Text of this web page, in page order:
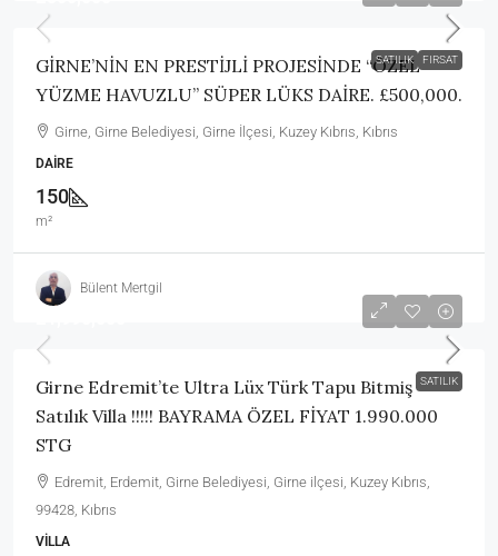
SATILIK FIRSAT
GİRNE’NİN EN PRESTİJLİ PROJESİNDE “ÖZEL
YÜZME HAVUZLU” SÜPER LÜKS DAİRE. £500,000.
Girne, Girne Belediyesi, Girne İlçesi, Kuzey Kıbrıs, Kıbrıs
DAIRE
150
m²
Bülent Mertgil
SATILIK
Girne Edremit’te Ultra Lüx Türk Tapu Bitmiş
Satılık Villa !!!!! BAYRAMA ÖZEL FİYAT 1.990.000
STG
Edremit, Erdemit, Girne Belediyesi, Girne ilçesi, Kuzey Kıbrıs,
99428, Kıbrıs
VILLA